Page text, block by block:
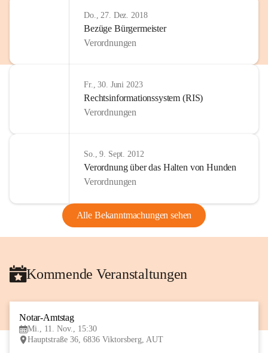
Do., 27. Dez. 2018
Bezüge Bürgermeister
Verordnungen
Fr., 30. Juni 2023
Rechtsinformationssystem (RIS)
Verordnungen
So., 9. Sept. 2012
Verordnung über das Halten von Hunden
Verordnungen
Alle Bekanntmachungen sehen
Kommende Veranstaltungen
Notar-Amtstag
Mi., 11. Nov., 15:30
Hauptstraße 36, 6836 Viktorsberg, AUT